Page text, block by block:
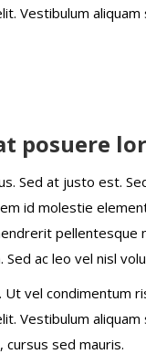
Vestibulum
posuere
Sed at justo est.
id molestie
pellentesque
ac leo vel nisl
vel condimentum
Vestibulum
sed mauris.